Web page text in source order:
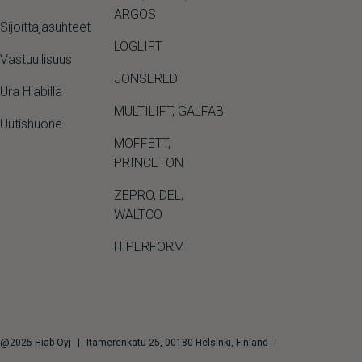
Sijoittajasuhteet
Vastuullisuus
Ura Hiabilla
Uutishuone
ARGOS
LOGLIFT
JONSERED
MULTILIFT, GALFAB
MOFFETT,
PRINCETON
ZEPRO, DEL,
WALTCO
HIPERFORM
@2025 Hiab Oyj Itämerenkatu 25, 00180 Helsinki, Finland